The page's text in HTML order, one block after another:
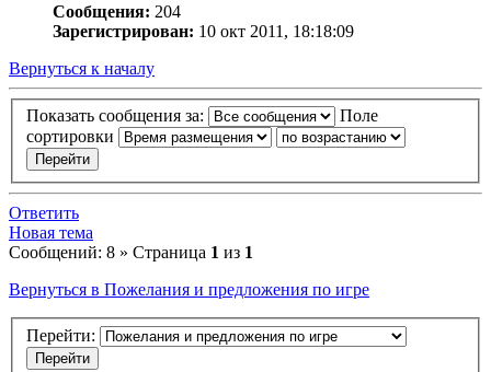
Сообщения: 204
Зарегистрирован: 10 окт 2011, 18:18:09
Вернуться к началу
Показать сообщения за:
Поле
сортировки
Ответить
Новая тема
Сообщений: 8 » Страница 1 из 1
Вернуться в Пожелания и предложения по игре
Перейти: